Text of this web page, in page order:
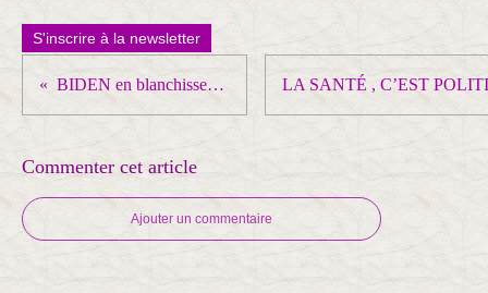
S'inscrire à la newsletter
BIDEN en blanchisseur du régime saoudien
Commenter cet article
Ajouter un commentaire